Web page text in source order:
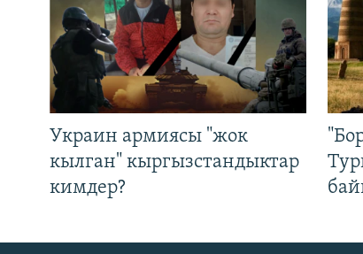
Украин армиясы "жок
кылган" кыргызстандыктар
кимдер?